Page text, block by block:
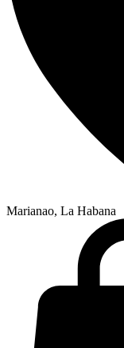
Marianao, La Habana